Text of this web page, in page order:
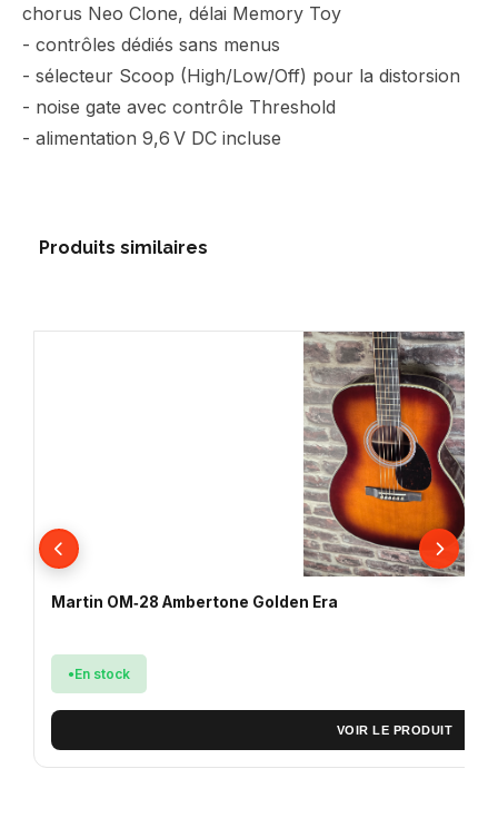
chorus Neo Clone, délai Memory Toy
- contrôles dédiés sans menus
- sélecteur Scoop (High/Low/Off) pour la distorsion
- noise gate avec contrôle Threshold
- alimentation 9,6 V DC incluse
Produits similaires
Martin OM‑28 Ambertone Golden Era
En stock
VOIR LE PRODUIT